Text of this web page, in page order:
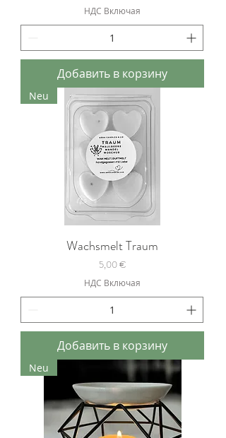
НДС Включая
Добавить в корзину
Neu
Wachsmelt Traum
Цена
5,00 €
НДС Включая
Добавить в корзину
Neu